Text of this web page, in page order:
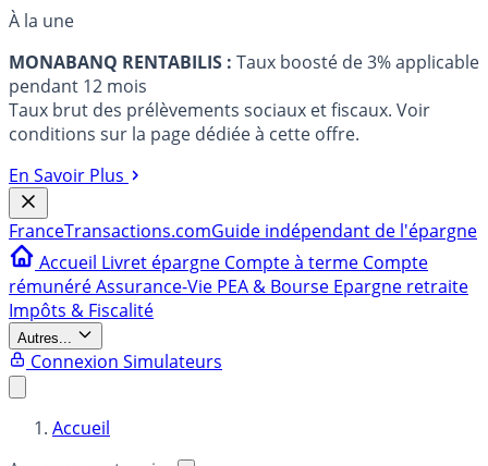
À la une
MONABANQ RENTABILIS : Taux boosté de 3% applicable
pendant 12 mois
Taux brut des prélèvements sociaux et fiscaux. Voir
conditions sur la page dédiée à cette offre.
En Savoir Plus
FranceTransactions.comGuide indépendant de l'épargne
Accueil Livret épargne Compte à terme Compte
rémunéréAssurance-Vie PEA & Bourse Epargne retraite
Impôts & Fiscalité
Autres...
Connexion Simulateurs
Accueil